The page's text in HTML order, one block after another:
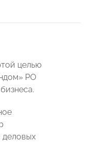
целью
РО
деловых